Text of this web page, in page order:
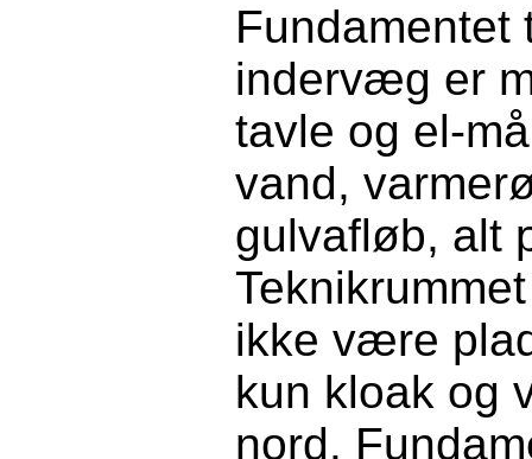
indervæg er
tavle og el-
vand,
gulvafløb, alt
ikke være
kun kloak og
nord.